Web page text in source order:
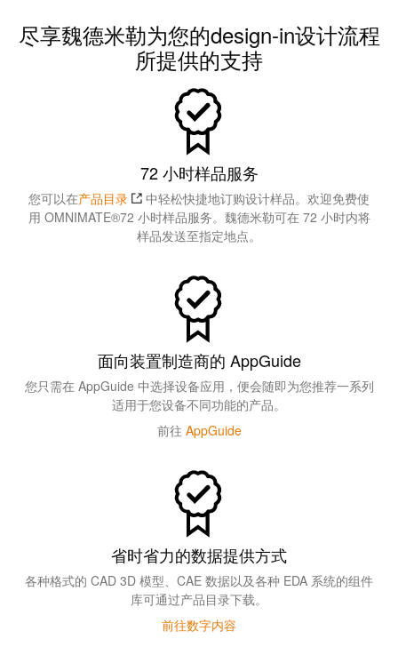
尽享魏德米勒为您的design-in设计流程
所提供的支持
72 小时样品服务
您可以在产品目录
中轻松快捷地订购设计样品。欢迎免费使
用 OMNIMATE®72 小时样品服务。魏德米勒可在 72 小时内将
样品发送至指定地点。
面向装置制造商的 AppGuide
您只需在 AppGuide 中选择设备应用，便会随即为您推荐一系列
适用于您设备不同功能的产品。
前往 AppGuide
省时省力的数据提供方式
各种格式的 CAD 3D 模型、CAE 数据以及各种 EDA 系统的组件
库可通过产品目录下载。
前往数字内容